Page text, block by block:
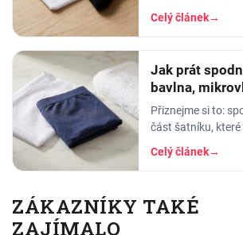
balkon než do
Celý článek→
Jak prát
bavlna,
aby vydrželo
Přiznejme si to:
část šatníku, které
pračky se vším
Celý článek→
ZÁKAZNÍKY TAKÉ
ZAJÍMALO